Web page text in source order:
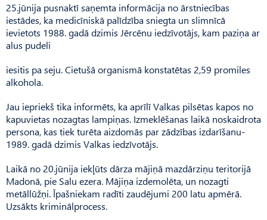
25.jūnija pusnaktī saņemta informācija no ārstniecības
iestādes, ka medicīniskā palīdzība sniegta un slimnīcā
ievietots 1988. gadā dzimis Jērcēnu iedzīvotājs, kam paziņa ar
alus pudeli
iesitis pa seju. Cietušā organismā konstatētas 2,59 promiles
alkohola.
Jau iepriekš tika informēts, ka aprīlī Valkas pilsētas kapos no
kapuvietas nozagtas lampiņas. Izmeklēšanas laikā noskaidrota
persona, kas tiek turēta aizdomās par zādzības izdarīšanu-
1989. gadā dzimis Valkas iedzīvotājs.
Laikā no 20.jūnija iekļūts dārza mājiņā mazdārziņu teritorijā
Madonā, pie Salu ezera. Mājiņa izdemolēta, un nozagti
metāllūžņi. Īpašniekam radīti zaudējumi 200 latu apmērā.
Uzsākts kriminālprocess.